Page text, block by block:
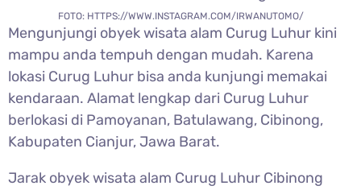
FOTO: HTTPS://WWW.INSTAGRAM.COM/IRWANUTOMO/
Mengunjungi obyek wisata alam Curug Luhur kini
mampu anda tempuh dengan mudah. Karena
lokasi Curug Luhur bisa anda kunjungi memakai
kendaraan. Alamat lengkap dari Curug Luhur
berlokasi di Pamoyanan, Batulawang, Cibinong,
Kabupaten Cianjur, Jawa Barat.
Jarak obyek wisata alam Curug Luhur Cibinong